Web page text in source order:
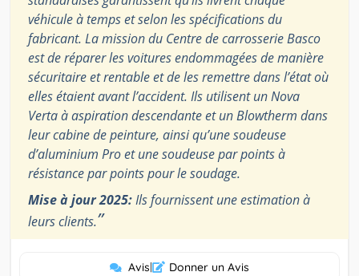
véhicule à temps et selon les spécifications du
fabricant. La mission du Centre de carrosserie Basco
est de réparer les voitures endommagées de manière
sécuritaire et rentable et de les remettre dans l’état où
elles étaient avant l’accident. Ils utilisent un Nova
Verta à aspiration descendante et un Blowtherm dans
leur cabine de peinture, ainsi qu’une soudeuse
d’aluminium Pro et une soudeuse par points à
résistance par points pour le soudage.
Mise à jour 2025:Ils fournissent une estimation à
leurs clients.”
Avis| Donner un Avis